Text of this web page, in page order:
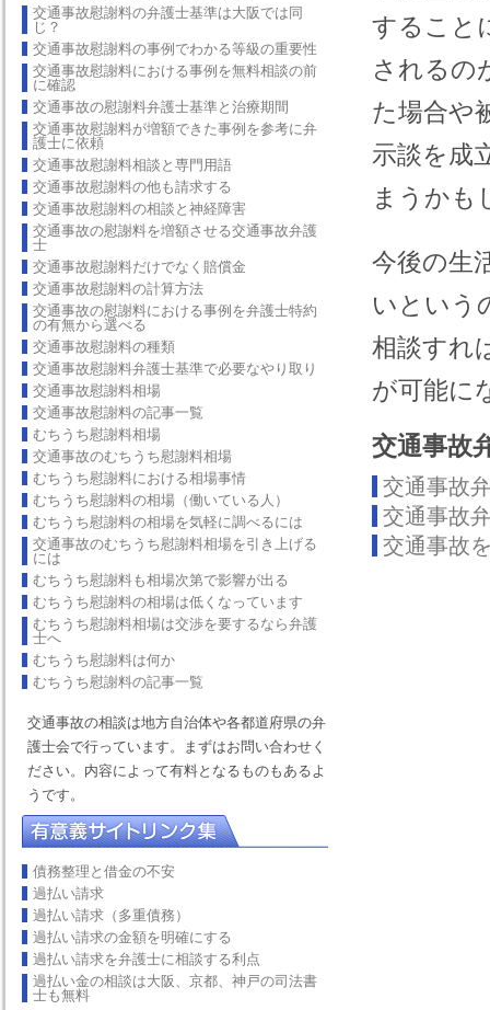
交通事故慰謝料の弁護士基準は大阪では同
じ？
交通事故慰謝料の事例でわかる等級の重要性
交通事故慰謝料における事例を無料相談の前
に確認
交通事故の慰謝料弁護士基準と治療期間
交通事故慰謝料が増額できた事例を参考に弁
護士に依頼
交通事故慰謝料相談と専門用語
交通事故慰謝料の他も請求する
交通事故慰謝料の相談と神経障害
交通事故の慰謝料を増額させる交通事故弁護
士
交通事故慰謝料だけでなく賠償金
交通事故慰謝料の計算方法
交通事故の慰謝料における事例を弁護士特約
の有無から選べる
交通事故慰謝料の種類
交通事故慰謝料弁護士基準で必要なやり取り
交通事故慰謝料相場
交通事故慰謝料の記事一覧
むちうち慰謝料相場
交通事故のむちうち慰謝料相場
むちうち慰謝料における相場事情
むちうち慰謝料の相場（働いている人）
むちうち慰謝料の相場を気軽に調べるには
交通事故のむちうち慰謝料相場を引き上げる
には
むちうち慰謝料も相場次第で影響が出る
むちうち慰謝料の相場は低くなっています
むちうち慰謝料相場は交渉を要するなら弁護
士へ
むちうち慰謝料は何か
むちうち慰謝料の記事一覧
交通事故の相談は地方自治体や各都道府県の弁
護士会で行っています。まずはお問い合わせく
ださい。内容によって有料となるものもあるよ
うです。
債務整理と借金の不安
過払い請求
過払い請求（多重債務）
過払い請求の金額を明確にする
過払い請求を弁護士に相談する利点
過払い金の相談は大阪、京都、神戸の司法書
士も無料
すること
されるの
た場合や
示談を成
まうかも
今後の生
いという
相談すれ
が可能に
交通事故
交通事故
交通事故
交通事故